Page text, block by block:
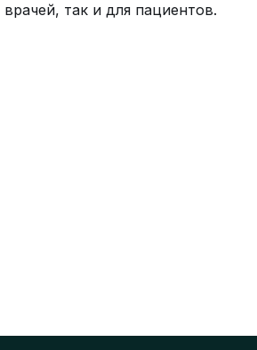
врачей, так и для пациентов.